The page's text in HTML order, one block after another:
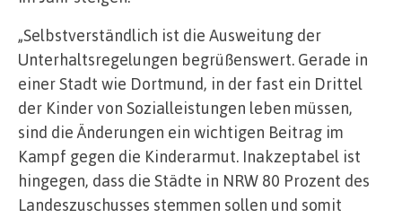
„Selbstverständlich ist die Ausweitung der
Unterhaltsregelungen begrüßenswert. Gerade in
einer Stadt wie Dortmund, in der fast ein Drittel
der Kinder von Sozialleistungen leben müssen,
sind die Änderungen ein wichtigen Beitrag im
Kampf gegen die Kinderarmut. Inakzeptabel ist
hingegen, dass die Städte in NRW 80 Prozent des
Landeszuschusses stemmen sollen und somit